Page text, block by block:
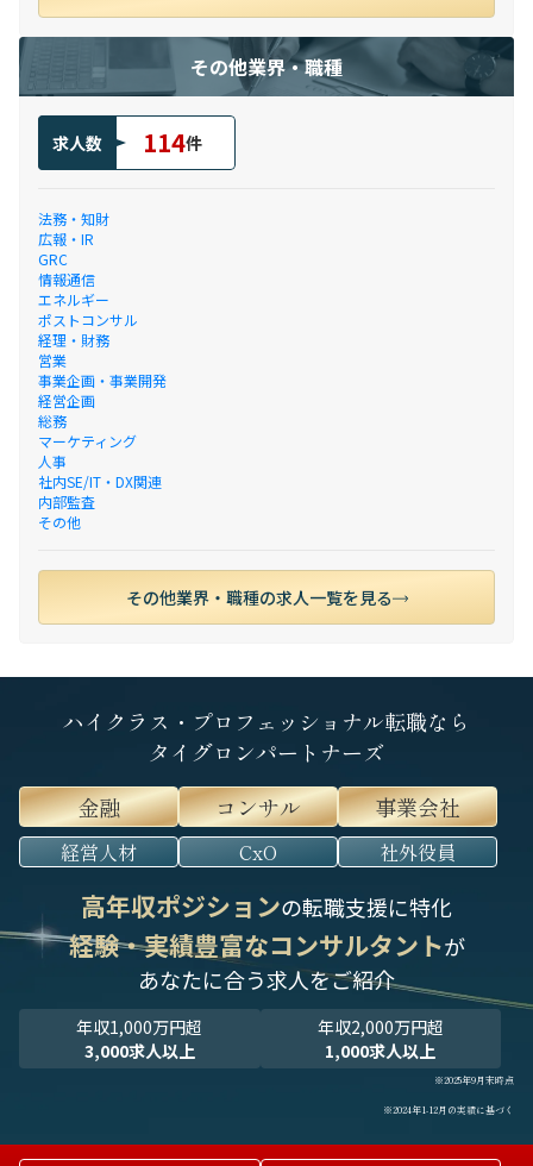
その他業界・職種
求人数 114件
法務・知財
広報・IR
GRC
情報通信
エネルギー
ポストコンサル
経理・財務
営業
事業企画・事業開発
経営企画
総務
マーケティング
人事
社内SE/IT・DX関連
内部監査
その他
その他業界・職種の求人一覧を見る
ハイクラス・プロフェッショナル転職なら
タイグロンパートナーズ
金融
コンサル 事業会社
経営人材 CxO 社外役員
高年収ポジションの転職支援に特化
経験・実績豊富なコンサルタントが
あなたに合う求人をご紹介
年収1,000万円超
3,000求人以上
年収2,000万円超
1,000求人以上
※2025年9月末時点
※2024年1-12月の実績に基づく